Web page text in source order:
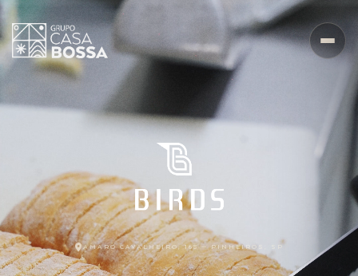
AMARO CAVALHEIRO, 168 — PINHEIROS, SP